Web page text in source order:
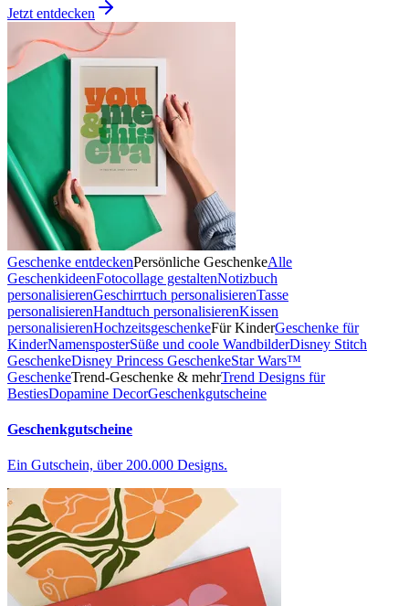
Jetzt entdecken
Geschenke entdeckenPersönliche GeschenkeAlle
GeschenkideenFotocollage gestaltenNotizbuch
personalisierenGeschirrtuch personalisierenTasse
personalisierenHandtuch personalisierenKissen
personalisierenHochzeitsgeschenkeFür KinderGeschenke für
KinderNamensposterSüße und coole WandbilderDisney Stitch
GeschenkeDisney Princess GeschenkeStar Wars™
GeschenkeTrend-Geschenke & mehrTrend Designs für
BestiesDopamine DecorGeschenkgutscheine
Geschenkgutscheine
Ein Gutschein, über 200.000 Designs.